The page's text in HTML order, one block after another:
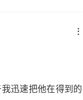
迅速把他在得到的